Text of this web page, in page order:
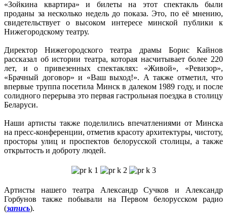
«Зойкина квартира» и билеты на этот спектакль были
проданы за несколько недель до показа. Это, по её мнению,
свидетельствует о высоком интересе минской публики к
Нижегородскому театру.
Директор Нижегородского театра драмы Борис Кайнов
рассказал об истории театра, которая насчитывает более 220
лет, и о привезенных спектаклях: «Живой», «Ревизор»,
«Брачный договор» и «Ваш выход!». А также отметил, что
впервые труппа посетила Минск в далеком 1989 году, и после
солидного перерыва это первая гастрольная поездка в столицу
Беларуси.
Наши артисты также поделились впечатлениями от Минска
на пресс-конференции, отметив красоту архитектуры, чистоту,
просторы улиц и проспектов белорусской столицы, а также
открытость и доброту людей.
Артисты нашего театра Александр Сучков и Александр
Горбунов также побывали на Первом белорусском радио
(запись).